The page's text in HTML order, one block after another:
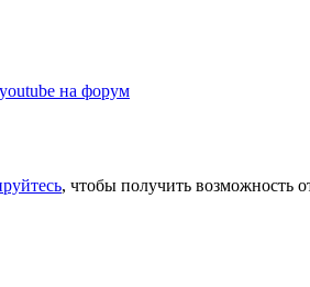
на форум
, чтобы получить возможность